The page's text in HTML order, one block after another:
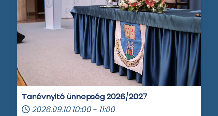
Tanévnyitó ünnepség 2026/2027
2026.09.10 10:00 - 11:00